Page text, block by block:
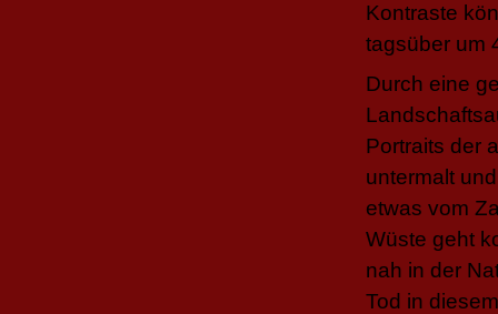
Kontraste
tagsüber um
Durch eine
Portraits der
untermalt
etwas vom
Wüste geht
nah in der
Tod in